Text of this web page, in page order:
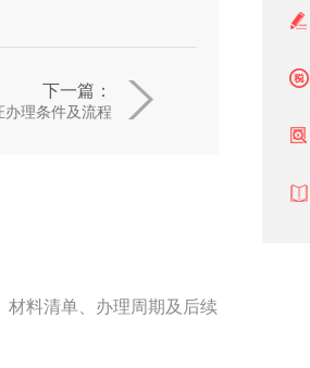
下一篇：
理条件及流程
材料清单、办理周期及后续